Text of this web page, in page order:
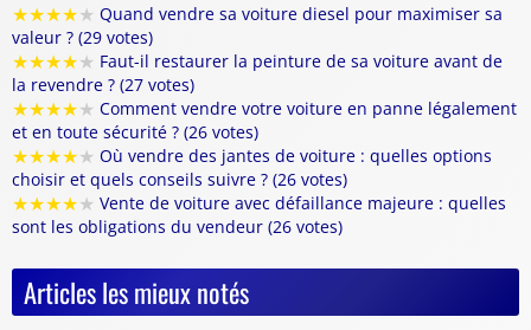
★★★★★ Quand vendre sa voiture diesel pour maximiser sa
valeur ? (29 votes)
★★★★★ Faut-il restaurer la peinture de sa voiture avant de
la revendre ? (27 votes)
★★★★★ Comment vendre votre voiture en panne légalement
et en toute sécurité ? (26 votes)
★★★★★ Où vendre des jantes de voiture : quelles options
choisir et quels conseils suivre ? (26 votes)
★★★★★ Vente de voiture avec défaillance majeure : quelles
sont les obligations du vendeur (26 votes)
Articles les mieux notés